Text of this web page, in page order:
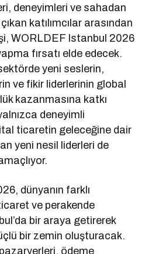
deneyimleri ve sahadan
katılımcılar arasından
WORLDEF Istanbul 2026
fırsatı elde edecek.
yeni seslerin,
ve fikir liderlerinin global
kazanmasına katkı
deneyimli
ticaretin geleceğine dair
yeni nesil liderleri de
dünyanın farklı
ve perakende
bir araya getirerek
bir zemin oluşturacak.
pazaryerleri, ödeme